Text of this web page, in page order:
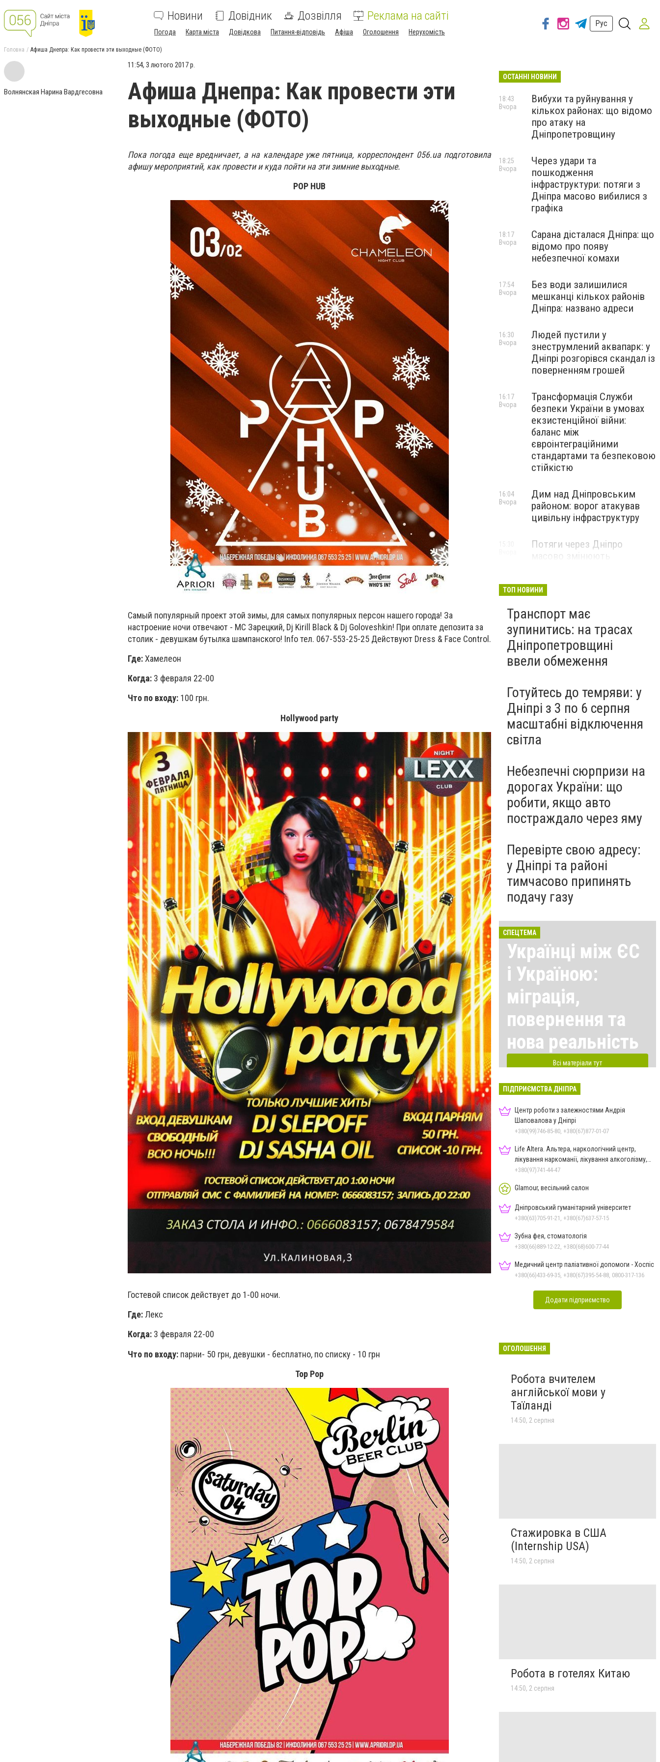
Новини Довідник Дозвілля Реклама на сайті
Погода Карта міста Довідкова Питання-відповідь Афіша Оголошення Нерухомість
Рус
Головна Афиша Днепра: Как провести эти выходные (ФОТО)
Волнянская Нарина Вардгесовна
11:54, 3 лютого 2017 р.
Афиша Днепра: Как провести эти
выходные (ФОТО)
Пока погода еще вредничает, а на календаре уже пятница, корреспондент 056.ua подготовила
афишу мероприятий, как провести и куда пойти на эти зимние выходные.
POP HUB
Самый популярный проект этой зимы, для самых популярных персон нашего города! За
настроение ночи отвечают - MC Зарецкий, Dj Kirill Blac­k & Dj Goloveshkin! При оплате депозита за
столик - девушкам бутылка шампанского! Info тел. 067-553-25-25 Действуют Dress & Face Control.
Где: Хамелеон
Когда: 3 февраля 22-00
Что по входу: 100 грн.
Hollywood party
Гостевой список действует до 1-00 ночи.
Где:Лекс
Когда: 3 февраля 22-00
Что по входу: парни- 50 грн, девушки - бесплатно, по списку - 10 грн
Top Pop
ОСТАННІ НОВИНИ
Вибухи та руйнування у
кількох районах: що відомо
про атаку на
Дніпропетровщину
18:43
Вчора
Через удари та
пошкодження
інфраструктури: потяги з
Дніпра масово вибилися з
графіка
18:25
Вчора
Сарана дісталася Дніпра: що
відомо про появу
небезпечної комахи
18:17
Вчора
Без води залишилися
мешканці кількох районів
Дніпра: названо адреси
17:54
Вчора
Людей пустили у
знеструмлений аквапарк: у
Дніпрі розгорівся скандал із
поверненням грошей
16:30
Вчора
Трансформація Служби
безпеки України в умовах
екзистенційної війни:
баланс між
євроінтеграційними
стандартами та безпековою
стійкістю
16:17
Вчора
Дим над Дніпровським
районом: ворог атакував
цивільну інфраструктуру
16:04
Вчора
Потяги через Дніпро
ТОП НОВИНИ
Транспорт має
зупинитись: на трасах
Дніпропетровщині
ввели обмеження
Готуйтесь до темряви: у
Дніпрі з 3 по 6 серпня
масштабні відключення
світла
Небезпечні сюрпризи на
дорогах України: що
робити, якщо авто
постраждало через яму
Перевірте свою адресу:
у Дніпрі та районі
тимчасово припинять
подачу газу
СПЕЦТЕМА
Українці між ЄС
і Україною:
міграція,
повернення та
нова реальність
Всі матеріали тут
ПІДПРИЄМСТВА ДНІПРА
Центр роботи з залежностями Андрія
Шаповалова у Дніпрі
+380(99)746-85-80, +380(67)877-01-07
Life Altera. Альтера, наркологічний центр,
лікування наркоманії, лікування алкоголізму,
зняття ломки
+380(97)741-44-47
Glamour, весільний салон
Дніпровський гуманітарний університет
+380(63)705-91-21, +380(67)637-57-15
Зубна фея, стоматологія
+380(66)889-12-22, +380(68)600-77-44
Медичний центр паліативної допомоги - Хоспіс
+380(66)433-69-35, +380(67)395-54-88, 0800-317-136
Додати підприємство
ОГОЛОШЕННЯ
Робота вчителем
англійської мови у
Таїланді
14:50, 2 серпня
Стажировка в США
(Internship USA)
14:50, 2 серпня
Робота в готелях Китаю
14:50, 2 серпня